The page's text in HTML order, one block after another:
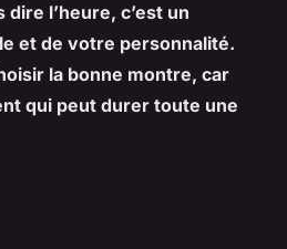
l’heure, c’est un
et de votre personnalité.
la bonne montre, car
qui peut durer toute une